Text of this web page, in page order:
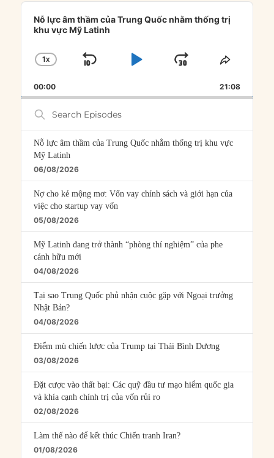
Audio
Player
Nỗ lực âm thầm của Trung Quốc nhằm thống trị
khu vực Mỹ Latinh
CHANGE
RATE
1X
SKIP
PLAYJUMP
FORWARD
SHARE
00:00 21:08
Search
Episodes
Nỗ lực âm thầm của Trung Quốc nhằm thống trị khu vực
Mỹ Latinh
06/08/2026
Nợ cho kẻ mộng mơ: Vốn vay chính sách và giới hạn của
việc cho startup vay vốn
05/08/2026
Mỹ Latinh đang trở thành “phòng thí nghiệm” của phe
cánh hữu mới
04/08/2026
Tại sao Trung Quốc phủ nhận cuộc gặp với Ngoại trưởng
Nhật Bản?
04/08/2026
Điểm mù chiến lược của Trump tại Thái Bình Dương
03/08/2026
Đặt cược vào thất bại: Các quỹ đầu tư mạo hiểm quốc gia
và khía cạnh chính trị của vốn rủi ro
02/08/2026
Làm thế nào để kết thúc Chiến tranh Iran?
01/08/2026